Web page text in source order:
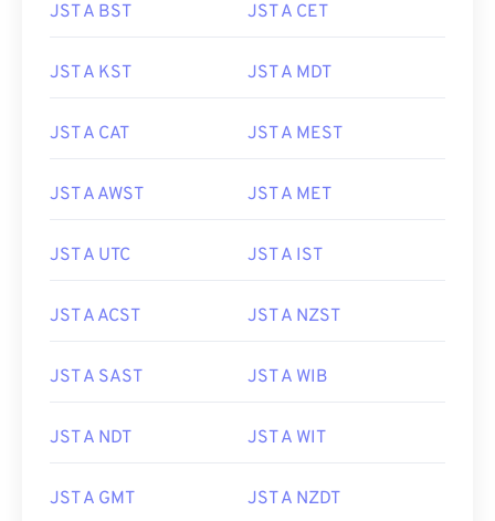
JST A BST JST A CET
JST A KST JST A MDT
JST A CAT JST A MEST
JST A AWST JST A MET
JST A UTC JST A IST
JST A ACST JST A NZST
JST A SAST JST A WIB
JST A NDT JST A WIT
JST A GMT JST A NZDT